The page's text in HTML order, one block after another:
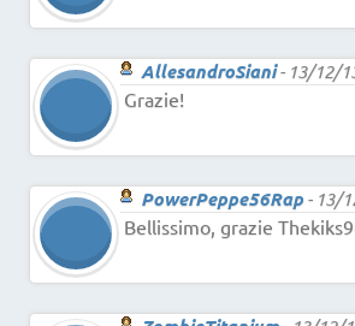
AllesandroSiani- 13/12/
Grazie!
PowerPeppe56Rap - 13/
Bellissimo, grazie